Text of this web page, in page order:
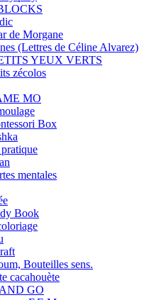
de Morgane
(Lettres de Céline Alvarez)
YEUX VERTS
zécolos
MO
Box
mentales
Book
Bouteilles sens.
cacahouète
GO